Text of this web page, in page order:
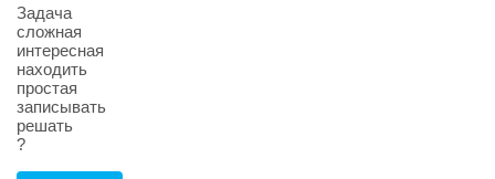
Задача
сложная
интересная
находить
простая
записывать
решать
?